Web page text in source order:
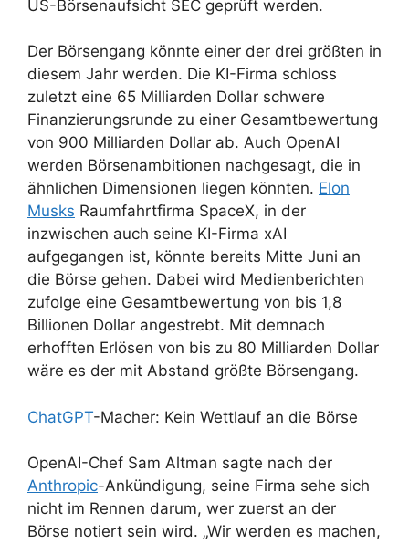
US-Börsenaufsicht SEC geprüft werden.
Der Börsengang könnte einer der drei größten in
diesem Jahr werden. Die KI-Firma schloss
zuletzt eine 65 Milliarden Dollar schwere
Finanzierungsrunde zu einer Gesamtbewertung
von 900 Milliarden Dollar ab. Auch OpenAI
werden Börsenambitionen nachgesagt, die in
ähnlichen Dimensionen liegen könnten. Elon
Musks Raumfahrtfirma SpaceX, in der
inzwischen auch seine KI-Firma xAI
aufgegangen ist, könnte bereits Mitte Juni an
die Börse gehen. Dabei wird Medienberichten
zufolge eine Gesamtbewertung von bis 1,8
Billionen Dollar angestrebt. Mit demnach
erhofften Erlösen von bis zu 80 Milliarden Dollar
wäre es der mit Abstand größte Börsengang.
ChatGPT-Macher: Kein Wettlauf an die Börse
OpenAI-Chef Sam Altman sagte nach der
Anthropic-Ankündigung, seine Firma sehe sich
nicht im Rennen darum, wer zuerst an der
Börse notiert sein wird. „Wir werden es machen,